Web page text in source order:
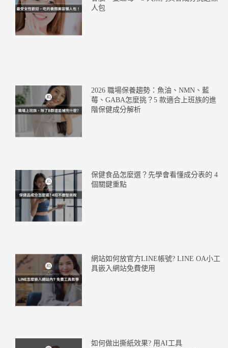
人包
2026 職場保養趨勢：魚油、NMN、藍
莓、GABA怎麼挑？5 款適合上班族的進
階保健成分解析
保健食品怎麼選？先學會看懂成分表的 4
個關鍵重點
網站如何放官方LINE帳號? LINE OA小工
具嵌入網站免費使用
如何做出撕紙效果? 用AI工具